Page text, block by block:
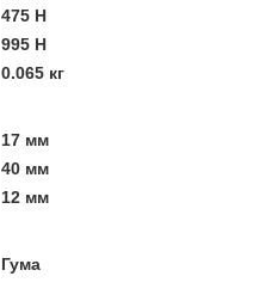
475 Н
995 Н
0.065 кг
17 мм
40 мм
12 мм
Гума